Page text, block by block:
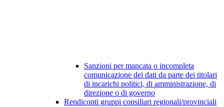
Sanzioni per mancata o incompleta
comunicazione dei dati da parte dei titolari
di incarichi politici, di amministrazione, di
direzione o di governo
Rendiconti gruppi consiliari regionali/provinciali